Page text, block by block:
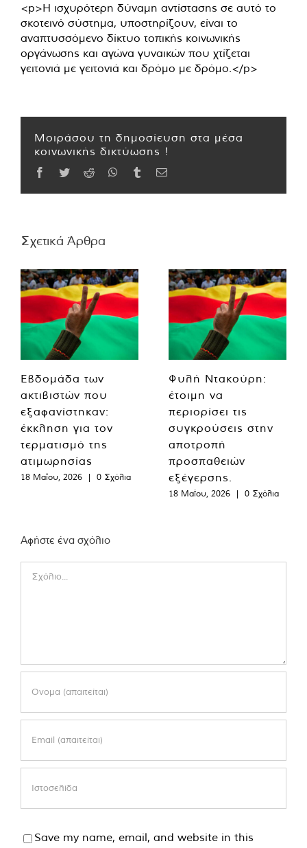
<p>Η ισχυρότερη δύναμη αντίστασης σε αυτό το
σκοτεινό σύστημα, υποστηρίζουν, είναι το
αναπτυσσόμενο δίκτυο τοπικής κοινωνικής
οργάνωσης και αγώνα γυναικών που χτίζεται
γειτονιά με γειτονιά και δρόμο με δρόμο.</p>
Μοιράσου τη δημοσίευση στα μέσα
κοινωνικής δικτύωσης !
Facebook
TwitterReddit WhatsApp
TumblrEmail
Σχετικά Άρθρα
Εβδομάδα των
ακτιβιστών που
εξαφανίστηκαν:
έκκληση για τον
τερματισμό της
ατιμωρησίας
18 Μαΐου, 2026 | 0 Σχόλια
Φυλή Ντακούρη:
έτοιμη να
περιορίσει τις
συγκρούσεις στην
αποτροπή
προσπαθειών
εξέγερσης.
18 Μαΐου, 2026 | 0 Σχόλια
Αφήστε ένα σχόλιο
Save my name, email, and website in this